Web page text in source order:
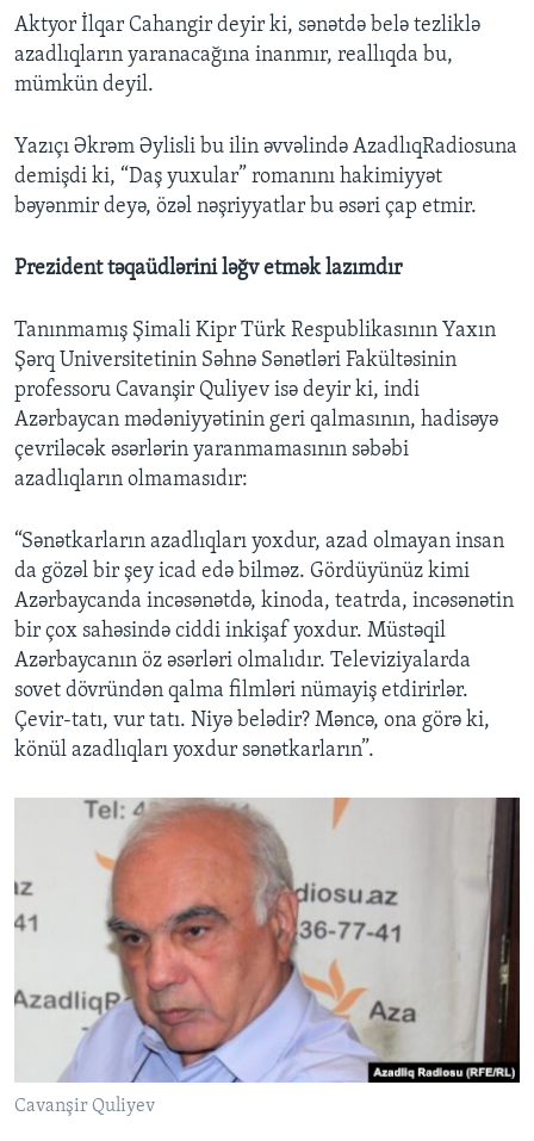
Aktyor İlqar Cahangir deyir ki, sənətdə belə tezliklə
azadlıqların yaranacağına inanmır, reallıqda bu,
mümkün deyil.
Yazıçı Əkrəm Əylisli bu ilin əvvəlində AzadlıqRadiosuna
demişdi ki, “Daş yuxular” romanını hakimiyyət
bəyənmir deyə, özəl nəşriyyatlar bu əsəri çap etmir.
Prezident təqaüdlərini ləğv etmək lazımdır
Tanınmamış Şimali Kipr Türk Respublikasının Yaxın
Şərq Universitetinin Səhnə Sənətləri Fakültəsinin
professoru Cavanşir Quliyev isə deyir ki, indi
Azərbaycan mədəniyyətinin geri qalmasının, hadisəyə
çevriləcək əsərlərin yaranmamasının səbəbi
azadlıqların olmamasıdır:
“Sənətkarların azadlıqları yoxdur, azad olmayan insan
da gözəl bir şey icad edə bilməz. Gördüyünüz kimi
Azərbaycanda incəsənətdə, kinoda, teatrda, incəsənətin
bir çox sahəsində ciddi inkişaf yoxdur. Müstəqil
Azərbaycanın öz əsərləri olmalıdır. Televiziyalarda
sovet dövründən qalma filmləri nümayiş etdirirlər.
Çevir-tatı, vur tatı. Niyə belədir? Məncə, ona görə ki,
könül azadlıqları yoxdur sənətkarların”.
Cavanşir Quliyev